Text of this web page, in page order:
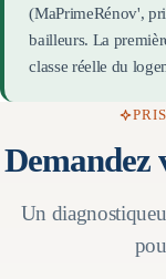
(MaPrimeRénov',
bailleurs. La
classe réelle du
Demandez
Un